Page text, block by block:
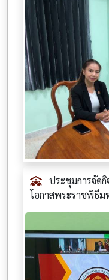
ประชุมการจัด
โอกาสพระราชพิธีม